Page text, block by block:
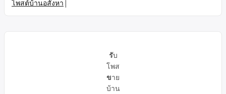
กรุงเทพและปริมณฑล ให้เช่าจอLED-TV สำหรับงานอีเว้นต์ครบ
บริการให้เช่าเครื่องเสียงคุณภาพดี, […]
โพสต์บ้านอสังหา |
รับ
โพส
ขาย
บ้าน